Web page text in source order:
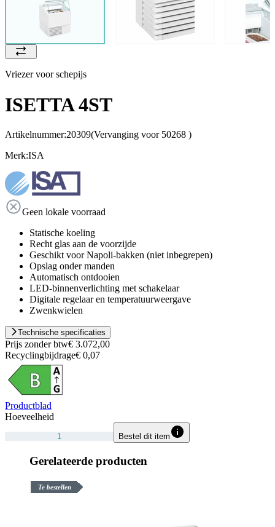
Vriezer voor schepijs
ISETTA 4ST
Artikelnummer:20309(Vervanging voor 50268 )
Merk:ISA
Geen lokale voorraad
Statische koeling
Recht glas aan de voorzijde
Geschikt voor Napoli-bakken (niet inbegrepen)
Opslag onder manden
Automatisch ontdooien
LED-binnenverlichting met schakelaar
Digitale regelaar en temperatuurweergave
Zwenkwielen
Technische specificaties
Prijs zonder btw€ 3.072,00
Recyclingbijdrage€ 0,07
Productblad
Hoeveelheid
Bestel dit item
Gerelateerde producten
Te bestellen